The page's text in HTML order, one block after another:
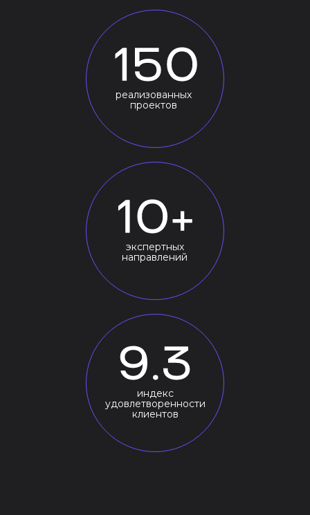
экспертных
направлений
реализованных
проектов
индекс
удовлетворенности
клиентов